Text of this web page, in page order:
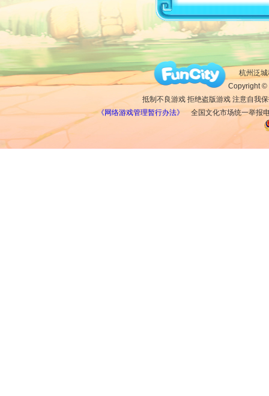
杭州泛
Copyright ©
抵制不良游戏 拒绝盗版游戏 注意自我
《网络游戏管理暂行办法》
全国文化市场统一举报